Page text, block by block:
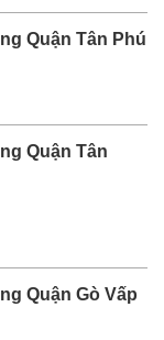
Quận Tân Phú
Quận Tân
Quận Gò Vấp